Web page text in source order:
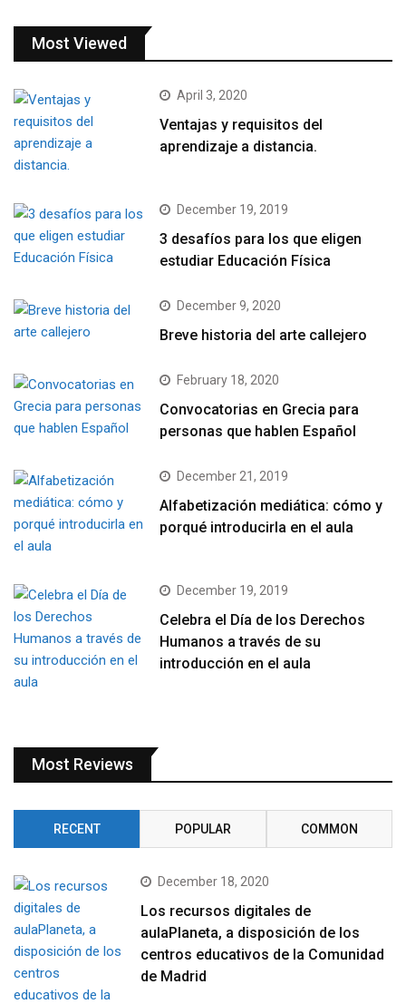
Most Viewed
April 3, 2020
Ventajas y requisitos del
aprendizaje a distancia.
December 19, 2019
3 desafíos para los que eligen
estudiar Educación Física
December 9, 2020
Breve historia del arte callejero
February 18, 2020
Convocatorias en Grecia para
personas que hablen Español
December 21, 2019
Alfabetización mediática: cómo y
porqué introducirla en el aula
December 19, 2019
Celebra el Día de los Derechos
Humanos a través de su
introducción en el aula
Most Reviews
RECENT POPULAR COMMON
December 18, 2020
Los recursos digitales de
aulaPlaneta, a disposición de los
centros educativos de la Comunidad
de Madrid